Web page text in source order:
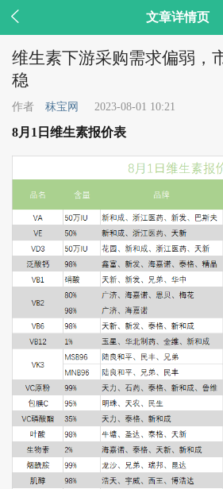
 文章详情页
维生素下游采购需求偏弱，
稳
作者 秣宝网 2023-08-01 10:21
8月1日维生素报价表